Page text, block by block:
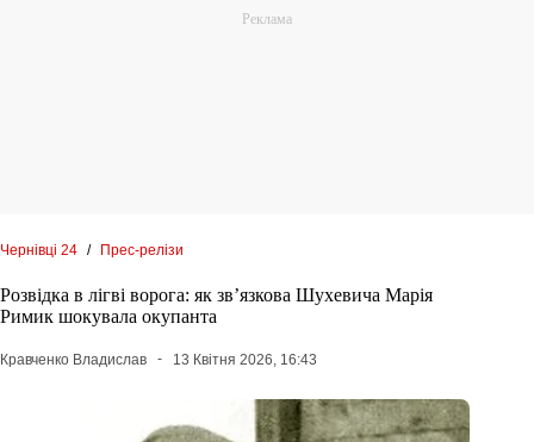
Чернівці 24 / Прес-релізи
Розвідка в лігві ворога: як зв’язкова Шухевича Марія
Римик шокувала окупанта
Кравченко Владислав 13 Квітня 2026, 16:43